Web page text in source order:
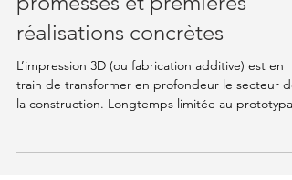
bâtiment : innovation,
promesses et premières
réalisations concrètes
L’impression 3D (ou fabrication additive) est en